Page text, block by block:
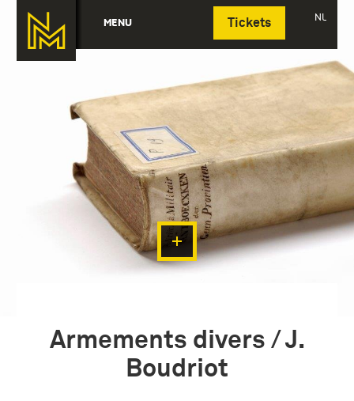
MENU Tickets NL
Deutsch
Armements divers / J.
Boudriot